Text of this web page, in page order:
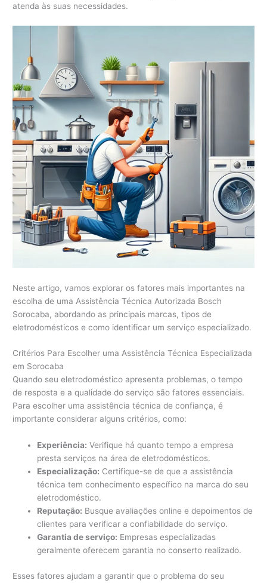
atenda às suas necessidades.
Neste artigo, vamos explorar os fatores mais importantes na
escolha de uma Assistência Técnica Autorizada Bosch
Sorocaba, abordando as principais marcas, tipos de
eletrodomésticos e como identificar um serviço especializado.
Critérios Para Escolher uma Assistência Técnica Especializada
em Sorocaba
Quando seu eletrodoméstico apresenta problemas, o tempo
de resposta e a qualidade do serviço são fatores essenciais.
Para escolher uma assistência técnica de confiança, é
importante considerar alguns critérios, como:
Experiência: Verifique há quanto tempo a empresa
presta serviços na área de eletrodomésticos.
Especialização: Certifique-se de que a assistência
técnica tem conhecimento específico na marca do seu
eletrodoméstico.
Reputação: Busque avaliações online e depoimentos de
clientes para verificar a confiabilidade do serviço.
Garantia de serviço: Empresas especializadas
geralmente oferecem garantia no conserto realizado.
Esses fatores ajudam a garantir que o problema do seu